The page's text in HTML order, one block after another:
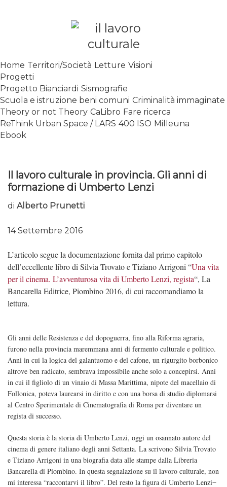
SPALANCARE LE FINESTRE DEI
CONTEMPORANEO
Home Territori/Società Letture Visioni
Progetti
Progetto Bianciardi Sismografie
Scuola e istruzione beni comuni Criminalità immaginate
Theory or not Theory CaLibro Fare ricerca
ReThink Urban Space / LARS 400 ISO Milleuna
Ebook
Il lavoro culturale in provincia. Gli anni di
formazione di Umberto Lenzi
di Alberto Prunetti
14 Settembre 2016
L’articolo segue la documentazione fornita dal primo capitolo
dell’eccellente libro di Silvia Trovato e Tiziano Arrigoni “Una vita
per il cinema. L’avventurosa vita di Umberto Lenzi, regista“, La
Bancarella Editrice, Piombino 2016, di cui raccomandiamo la
lettura.
Gli anni delle Resistenza e del dopoguerra, fino alla Riforma agraria,
furono nella provincia maremmana anni di fermento culturale e politico.
Anni in cui la logica del galantuomo e del cafone, un rigurgito borbonico
altrove ben radicato, sembrava impossibile anche solo a concepirsi. Anni
in cui il figliolo di un vinaio di Massa Marittima, nipote del macellaio di
Follonica, poteva laurearsi in diritto e con una borsa di studio diplomarsi
al Centro Sperimentale di Cinematografia di Roma per diventare un
regista di successo.
Questa storia è la storia di Umberto Lenzi, oggi un osannato autore del
cinema di genere italiano degli anni Settanta. La scrivono Silvia Trovato
e Tiziano Arrigoni in una biografia data alle stampe dalla Libreria
Bancarella di Piombino. In questa segnalazione su il lavoro culturale, non
mi interessa “raccontarvi il libro”. Del resto la figura di Umberto Lenzi ̶